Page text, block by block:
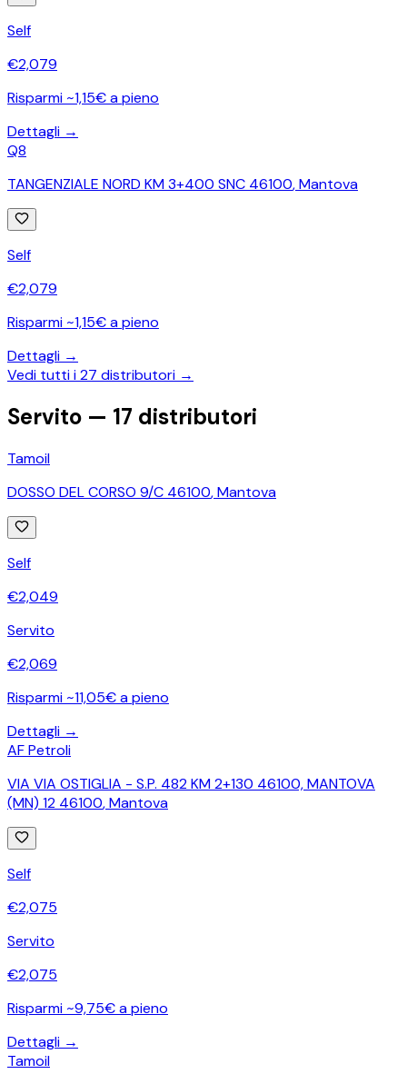
Self
€2,079
Risparmi ~1,15€ a pieno
Dettagli →
Q8
TANGENZIALE NORD KM 3+400 SNC 46100,Mantova
Self
€2,079
Risparmi ~1,15€ a pieno
Dettagli →
Vedi tutti i27 distributori →
Servito — 17 distributori
Tamoil
DOSSO DEL CORSO 9/C 46100,Mantova
Self
€2,049
Servito
€2,069
Risparmi ~11,05€ a pieno
Dettagli →
AF Petroli
VIA VIA OSTIGLIA - S.P. 482 KM 2+130 46100, MANTOVA
(MN) 12 46100,Mantova
Self
€2,075
Servito
€2,075
Risparmi ~9,75€ a pieno
Dettagli →
Tamoil